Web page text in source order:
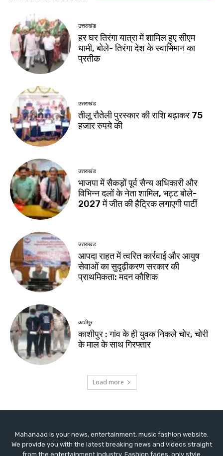
Mahanaad is your news, entertainment, music fashion website.
We provide you with the latest breaking news and videos straight
from the entertainment industry. Fashion fades, only style